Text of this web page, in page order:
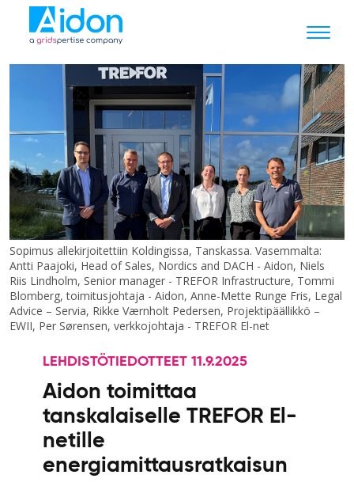
Sopimus allekirjoitettiin Koldingissa, Tanskassa. Vasemmalta:
Antti Paajoki, Head of Sales, Nordics and DACH - Aidon, Niels
Riis Lindholm, Senior manager - TREFOR Infrastructure, Tommi
Blomberg, toimitusjohtaja - Aidon, Anne-Mette Runge Fris, Legal
Advice – Servia, Rikke Værnholt Pedersen, Projektipäällikkö –
EWII, Per Sørensen, verkkojohtaja - TREFOR El-net
LEHDISTÖTIEDOTTEET 11.9.2025
Aidon toimittaa
tanskalaiselle TREFOR El-
netille
energiamittausratkaisun